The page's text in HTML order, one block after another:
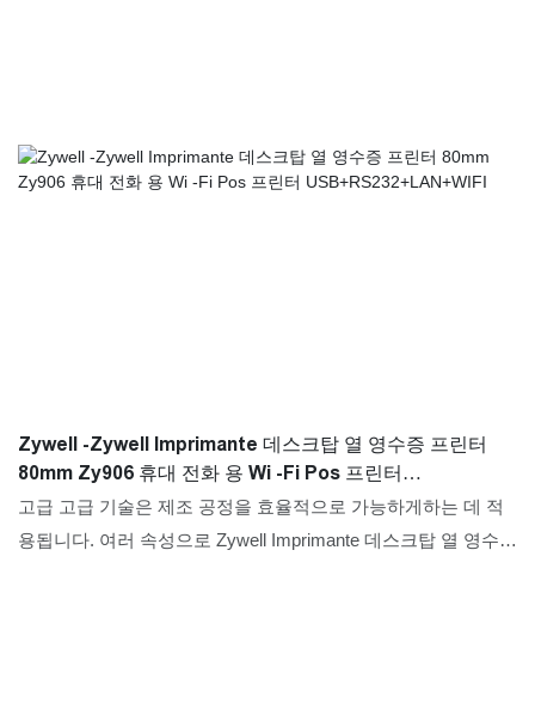
Zywell -Zywell Imprimante 데스크탑 열 영수증 프린터
80mm Zy906 휴대 전화 용 Wi -Fi Pos 프린터
USB+RS232+LAN+WIFI
고급 고급 기술은 제조 공정을 효율적으로 가능하게하는 데 적
용됩니다. 여러 속성으로 Zywell Imprimante 데스크탑 열 영수증